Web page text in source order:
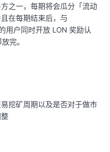
之一，每期将会瓜分「流动
在每期结束后，与
用户同时开放 LON 奖励认
完。
挖矿周期以及是否对于做市